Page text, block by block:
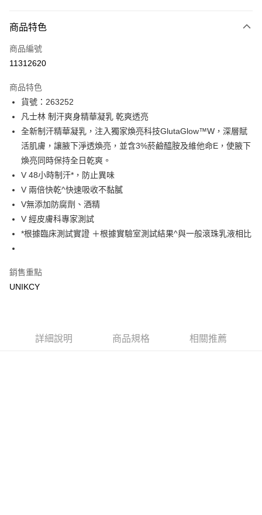
icash Pay
信用卡一次付款
LINE Pay
Apple Pay
街口支付
悠遊付
Google Pay
運送方式
7-11取貨付款［需3-5個工作天不含預購商品］
每筆NT$70，滿NT$499(含以上)免運費
付款後7-11取貨［需3-5個工作天不含預購商品］
每筆NT$70，滿NT$499(含以上)免運費
商品特色
商品編號
11312620
商品特色
貨號：263252
凡士林 制汗爽身精華凝乳 乾爽透亮
全新制汗精華凝乳，注入獨家煥亮科技GlutaGlow™W，深層賦
活肌膚，讓腋下淨透煥亮，並含3%菸鹼醯胺及維他命E，使腋下
煥亮同時保持全日乾爽。
V 48小時制汗*，防止異味
V 兩倍快乾^快速吸收不黏膩
V無添加防腐劑、酒精
V 經皮膚科專家測試
*根據臨床測試實證 ＋根據實驗室測試結果^與一般滾珠乳液相比
銷售重點
UNIKCY
詳細說明 商品規格 相關推薦